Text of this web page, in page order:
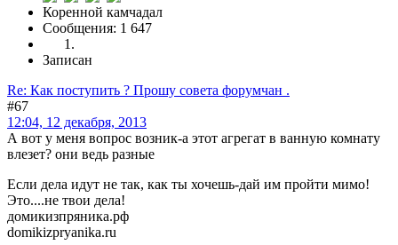
Коренной камчадал
Сообщения: 1 647
Записан
Re: Как поступить ? Прошу совета форумчан .
#67
12:04, 12 декабря, 2013
А вот у меня вопрос возник-а этот агрегат в ванную комнату
влезет? они ведь разные
Если дела идут не так, как ты хочешь-дай им пройти мимо!
Это....не твои дела!
домикизпряника.рф
domikizpryanika.ru